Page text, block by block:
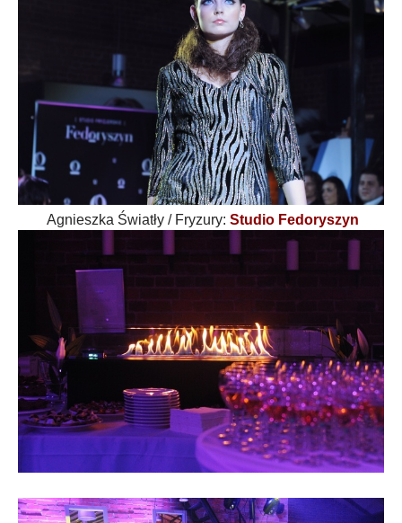
Agnieszka Światły / Fryzury: Studio Fedoryszyn